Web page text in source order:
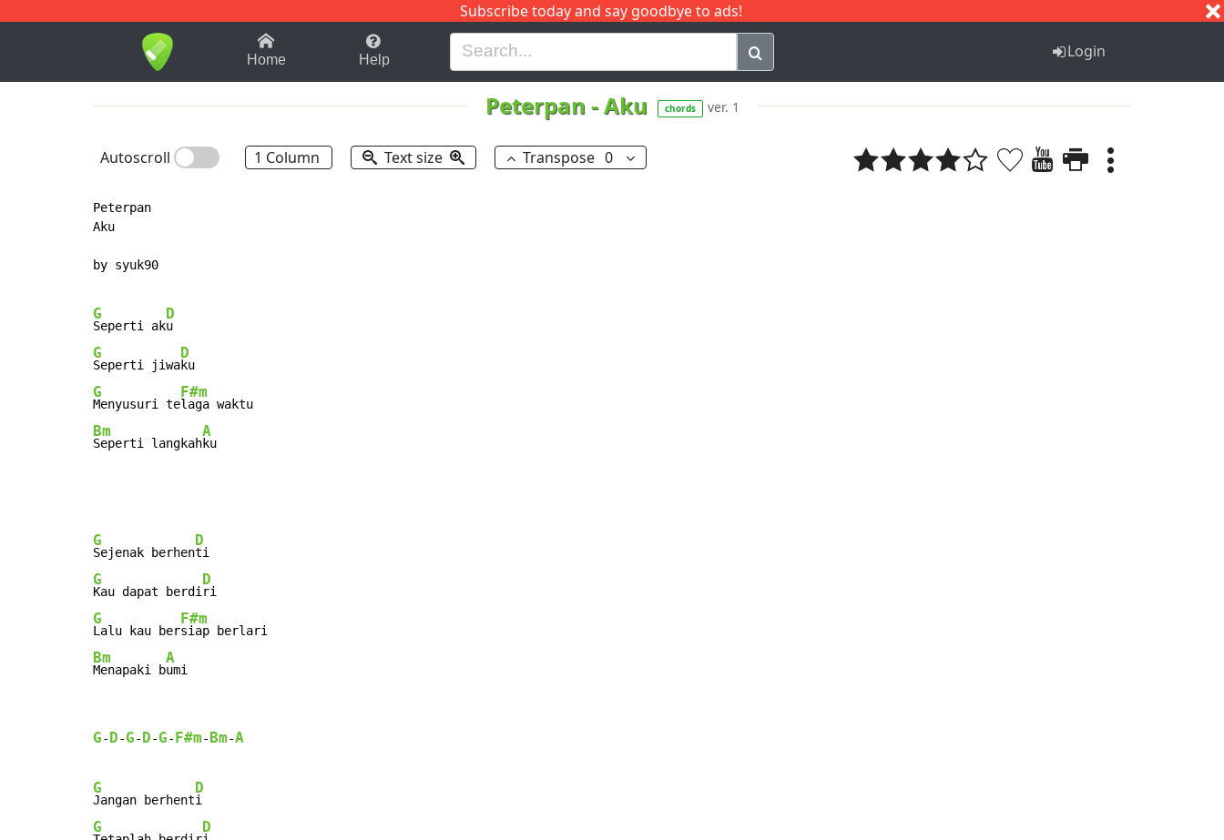
Subscribe today and say goodbye to ads!
1-9 B H I J Q
Home Help Login
Peterpan -Aku chords ver. 1
Autoscroll 1 Column Text size Transpose 0
Peterpan
Aku
by syuk90
G
Seperti ak
D
G
Seperti jiwa
D
G
Menyusuri te
F#m
Bm
Seperti langkah
A
ku
G
Sejenak berhen
D
G
Kau dapat berdi
D
G
Lalu kau ber
F#m
Bm
Menapaki b
A
umi
G- D-G- D-G- F#m- Bm-A
G
Jangan berhent
D
G D